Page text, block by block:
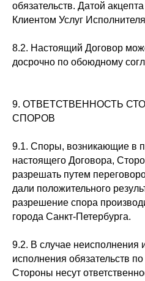
обязательств. Датой
Клиентом Услуг
8.2. Настоящий Договор
досрочно по обоюдному
9. ОТВЕТСТВЕННОСТЬ
СПОРОВ
9.1. Споры, возникающие в
настоящего Договора,
разрешать путем
дали положительного
разрешение спора
города Санкт-Петербурга.
9.2. В случае неисполнения
исполнения обязательств
Стороны несут